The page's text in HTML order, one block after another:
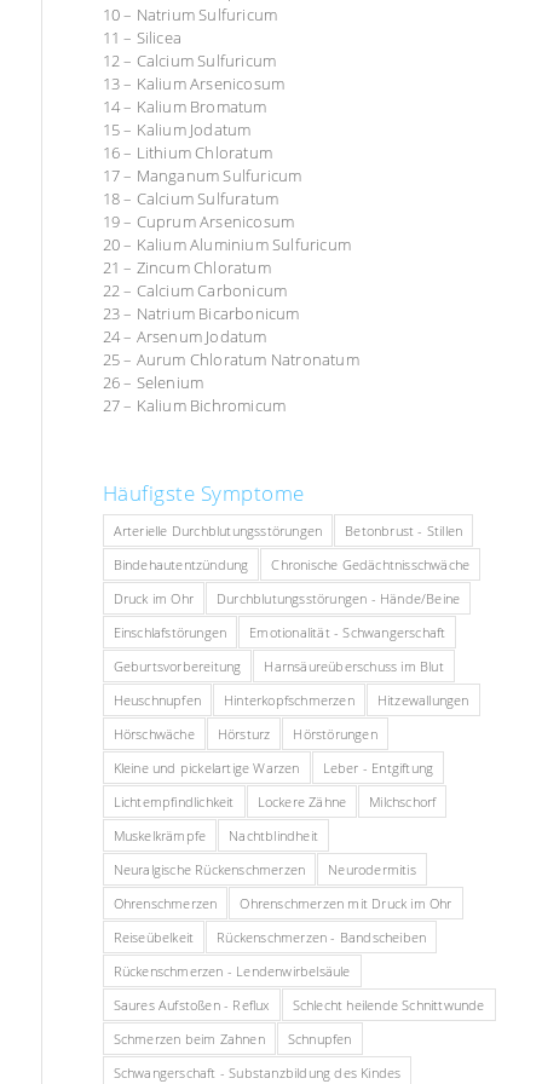
10 – Natrium Sulfuricum
11 – Silicea
12 – Calcium Sulfuricum
13 – Kalium Arsenicosum
14 – Kalium Bromatum
15 – Kalium Jodatum
16 – Lithium Chloratum
17 – Manganum Sulfuricum
18 – Calcium Sulfuratum
19 – Cuprum Arsenicosum
20 – Kalium Aluminium Sulfuricum
21 – Zincum Chloratum
22 – Calcium Carbonicum
23 – Natrium Bicarbonicum
24 – Arsenum Jodatum
25 – Aurum Chloratum Natronatum
26 – Selenium
27 – Kalium Bichromicum
Häufigste Symptome
Arterielle Durchblutungsstörungen
Betonbrust - Stillen
Bindehautentzündung
Chronische Gedächtnisschwäche
Druck im Ohr
Durchblutungsstörungen - Hände/Beine
Einschlafstörungen
Emotionalität - Schwangerschaft
Geburtsvorbereitung
Harnsäureüberschuss im Blut
Heuschnupfen
Hinterkopfschmerzen
Hitzewallungen
Hörschwäche
Hörsturz
Hörstörungen
Kleine und pickelartige Warzen
Leber - Entgiftung
Lichtempfindlichkeit
Lockere Zähne
Milchschorf
Muskelkrämpfe
Nachtblindheit
Neuralgische Rückenschmerzen
Neurodermitis
Ohrenschmerzen
Ohrenschmerzen mit Druck im Ohr
Reiseübelkeit
Rückenschmerzen - Bandscheiben
Rückenschmerzen - Lendenwirbelsäule
Saures Aufstoßen - Reflux
Schlecht heilende Schnittwunde
Schmerzen beim Zahnen
Schnupfen
Schwangerschaft - Substanzbildung des Kindes